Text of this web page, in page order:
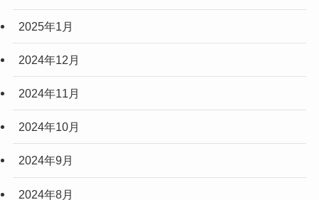
2025年1月
2024年12月
2024年11月
2024年10月
2024年9月
2024年8月